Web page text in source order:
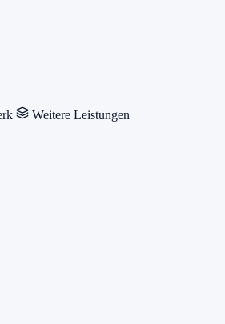
Weitere Leistungen